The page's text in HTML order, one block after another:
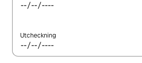
Utcheckning